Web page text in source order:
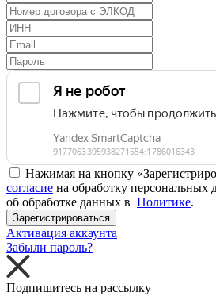
Нажимая на кнопку
согласие на обработку персональных
об обработке данных в Политике.
Зарегистрироваться
Активация аккаунта
Забыли пароль?
Подпишитесь на рассылку